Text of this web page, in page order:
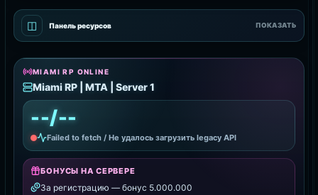
◫ Панель ресурсов ПОКАЗАТЬ
MIAMI RP ONLINE
Miami RP | MTA | Server 1
--/--
Failed to fetch / Не удалось загрузить legacy API
БОНУСЫ НА СЕРВЕРЕ
За регистрацию — бонус 5.000.000